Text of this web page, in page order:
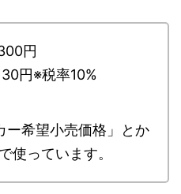
円
円※税率10%
ー希望小売価格」とか
使っています。